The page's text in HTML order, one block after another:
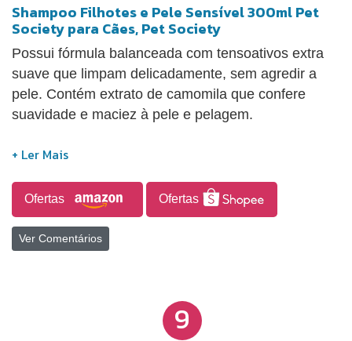
Shampoo Filhotes e Pele Sensível 300ml Pet
Society para Cães, Pet Society
Possui fórmula balanceada com tensoativos extra
suave que limpam delicadamente, sem agredir a
pele. Contém extrato de camomila que confere
suavidade e maciez à pele e pelagem.
Ofertas Ofertas
Ver Comentários
9